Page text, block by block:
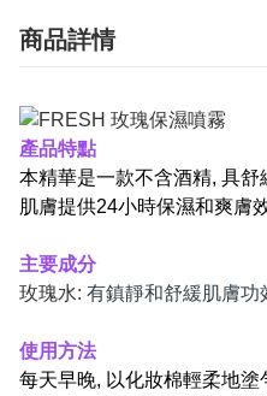
商品詳情
產品特點
本精華是一款不含酒精, 具
肌膚提供24小時保濕和爽膚
主要成分
玫瑰水: 有鎮靜和舒緩肌膚功
使用方法
每天早晚, 以化妝棉輕柔地